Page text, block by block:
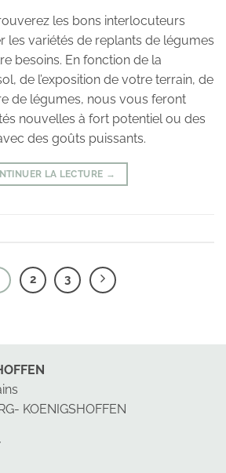
les bons interlocuteurs
les variétés de replants de légumes
besoins. En fonction de la
de l’exposition de votre terrain, de
de légumes, nous vous feront
nouvelles à fort potentiel ou des
des goûts puissants.
LA LECTURE →
2 3
KOENIGSHOFFEN